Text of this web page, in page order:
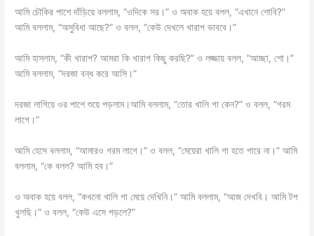
আমি চৌকির পাশে দাঁড়িয়ে বললাম, “ওদিকে সর।” ও অবাক হয়ে বলল, “এখানে শোবি?”
আমি বললাম, “অসুবিধা আছে?” ও বলল, “কেউ দেখলে খারাপ ভাববে।”
আমি হাসলাম, “কী খারাপ? আমরা কি খারাপ কিছু করছি?” ও লজ্জায় বলল, “আচ্ছা, শো।”
আমি বললাম, “দরজা বন্ধ করে আসি।”
দরজা লাগিয়ে ওর পাশে শুয়ে পড়লাম।আমি বললাম, “তোর খালি গা কেন?” ও বলল, “গরম
লাগে।”
আমি হেসে বললাম, “আমারও গরম লাগে।” ও বলল, “মেয়েরা খালি গা হতে পারে না।” আমি
বললাম, “কে বলল? আমি হব।”
ও অবাক হয়ে বলল, “কখনো খালি গা মেয়ে দেখিনি।” আমি বললাম, “আজ দেখবি। আমি টপ
খুলছি।” ও বলল, “কেউ এসে পড়লে?”